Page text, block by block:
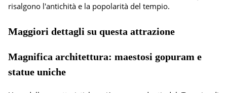
risalgono l'antichità e la popolarità del tempio.
Maggiori dettagli su questa attrazione
Magnifica architettura: maestosi gopuram e
statue uniche